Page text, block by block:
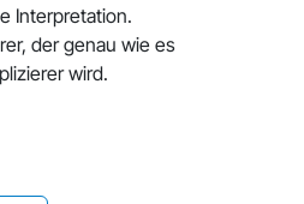
Interpretation.
der genau wie es
wird.